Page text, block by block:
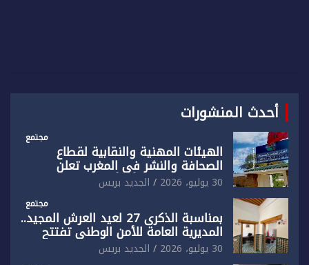
أحدث المنشورات
مجتمع
الهيئات المهنية والنقابية لقطاع
الصحافة والنشر في المغرب تعلن
رفضها القاطع لـ”أي أجندة انتخابية
مُعدة على مقاس سياسي ومصلحي
ضيق”
30 يوليو، 2026 الجديد بريس
مجتمع
بمناسبة الذكرى 27 لعيد العرش المجيد..
المديرية العامة للأمن الوطني تفتتح
المقر الجديد لفرقة الشرطة السياحية
بفاس30 يوليو، 2026 الجديد بريس